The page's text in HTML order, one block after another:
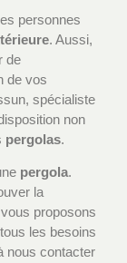
personnes
. Aussi,
de
de vos
spécialiste
non
pergolas.
pergola.
la
proposons
les besoins
nous contacter